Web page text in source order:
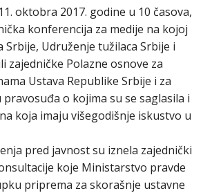
oktobra 2017. godine u 10 časova,
konferencija za medije na kojoj
Srbije, Udruženje tužilaca Srbije i
zajedničke Polazne osnove za
Ustava Republike Srbije i za
o kojima su se saglasila i
koja imaju višegodišnje iskustvo u
pred javnost su iznela zajednički
koje Ministarstvo pravde
priprema za skorašnje ustavne